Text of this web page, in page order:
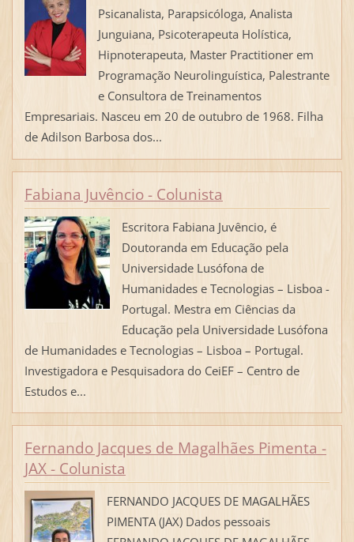
Psicanalista, Parapsicóloga, Analista
Junguiana, Psicoterapeuta Holística,
Hipnoterapeuta, Master Practitioner em
Programação Neurolinguística, Palestrante
e Consultora de Treinamentos
Empresariais. Nasceu em 20 de outubro de 1968. Filha
de Adilson Barbosa dos...
Fabiana Juvêncio - Colunista
Escritora Fabiana Juvêncio, é
Doutoranda em Educação pela
Universidade Lusófona de
Humanidades e Tecnologias – Lisboa -
Portugal. Mestra em Ciências da
Educação pela Universidade Lusófona
de Humanidades e Tecnologias – Lisboa – Portugal.
Investigadora e Pesquisadora do CeiEF – Centro de
Estudos e...
Fernando Jacques de Magalhães Pimenta -
JAX - Colunista
FERNANDO JACQUES DE MAGALHÃES
PIMENTA (JAX) Dados pessoais